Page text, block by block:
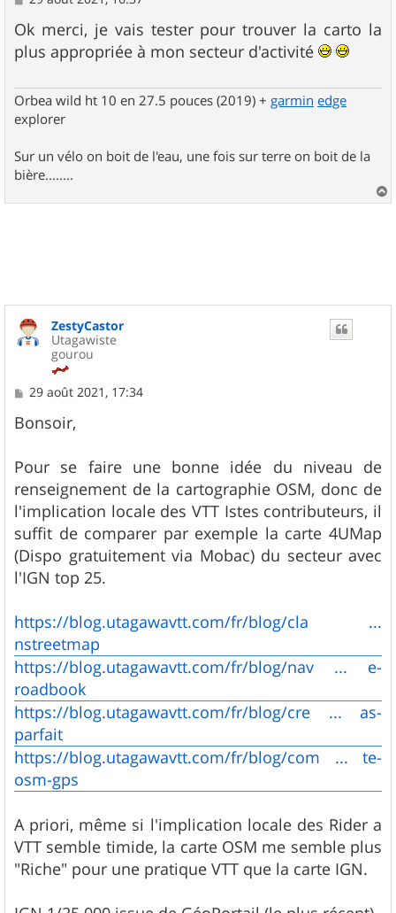
s
s
a
Ok merci, je vais tester pour trouver la carto la
plus appropriée à mon secteur d'activité
Orbea wild ht 10 en 27.5 pouces (2019) + garmin edge
explorer
Sur un vélo on boit de l'eau, une fois sur terre on boit de la
bière........
a
ZestyCastor
Utagawiste
gourou
M
s
s
g
e
29 août 2021, 17:34
Bonsoir,
Pour se faire une bonne idée du niveau de
renseignement de la cartographie OSM, donc de
l'implication locale des VTT Istes contributeurs, il
suffit de comparer par exemple la carte 4UMap
(Dispo gratuitement via Mobac) du secteur avec
l'IGN top 25.
https://blog.utagawavtt.com/fr/blog/cla ...
nstreetmap
https://blog.utagawavtt.com/fr/blog/nav ... e-
roadbook
https://blog.utagawavtt.com/fr/blog/cre ... as-
parfait
https://blog.utagawavtt.com/fr/blog/com ... te-
osm-gps
A priori, même si l'implication locale des Rider a
VTT semble timide, la carte OSM me semble plus
"Riche" pour une pratique VTT que la carte IGN.